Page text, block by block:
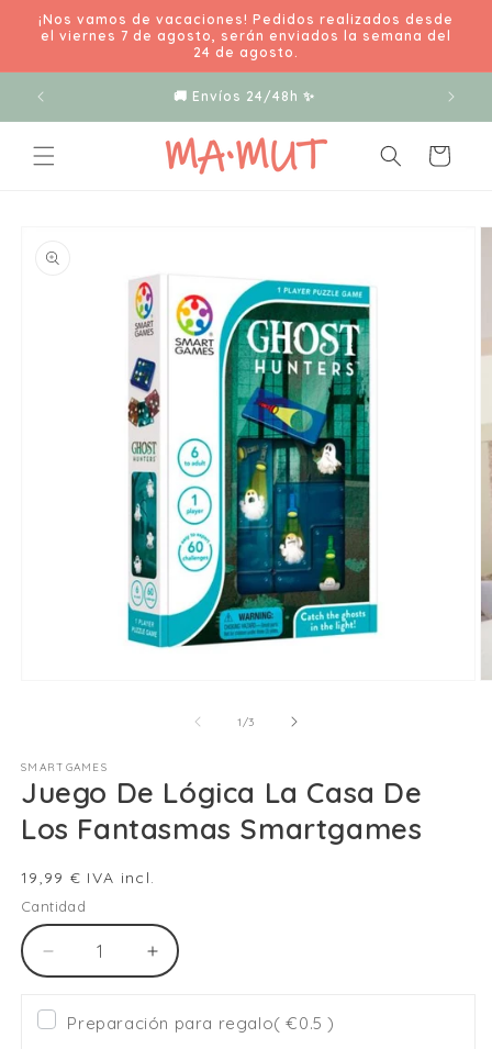
directamente
al contenido
¡Nos vamos de vacaciones! Pedidos realizados desde
el viernes 7 de agosto, serán enviados la semana del
24 de agosto.
🚚 Envíos 24/48h ✨
Carrito
información
una
ventana
modal
1/de
3
SMARTGAMES
Juego De Lógica La Casa De
Los Fantasmas Smartgames
Precio
habitual
19,99 € IVA incl.
Cantidad
Reducir
cantidad
para
Juego
Aumentar
cantidad
Juego
Preparación para regalo( €0.5 )